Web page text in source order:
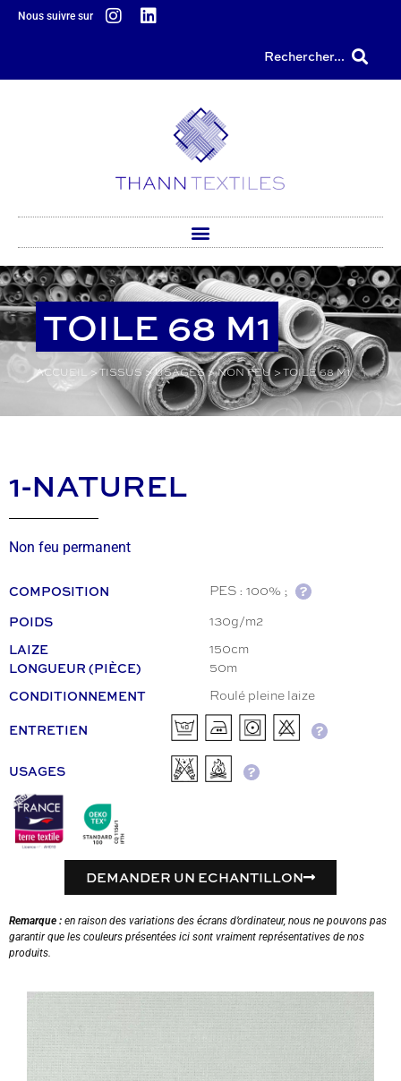
principal
Nous suivre sur
Rechercher...
TOILE 68 M1
ACCUEIL >TISSUS>USAGES>NON FEU>TOILE 68 M1
1-NATUREL
Non feu permanent
COMPOSITION PES : 100% ;
POIDS 130g/m2
LAIZE 150cm
LONGUEUR (PIÈCE) 50m
CONDITIONNEMENT Roulé pleine laize
ENTRETIEN
USAGES
DEMANDER UN ECHANTILLON
Remarque : en raison des variations des écrans d’ordinateur, nous ne pouvons pas
garantir que les couleurs présentées ici sont vraiment représentatives de nos
produits.